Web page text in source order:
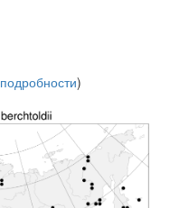
подробности)